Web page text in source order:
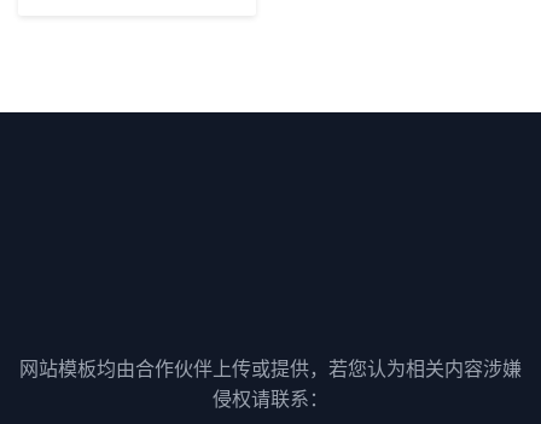
网站模板均由合作伙伴上传或提供，若您认为相关内容涉嫌
侵权请联系：